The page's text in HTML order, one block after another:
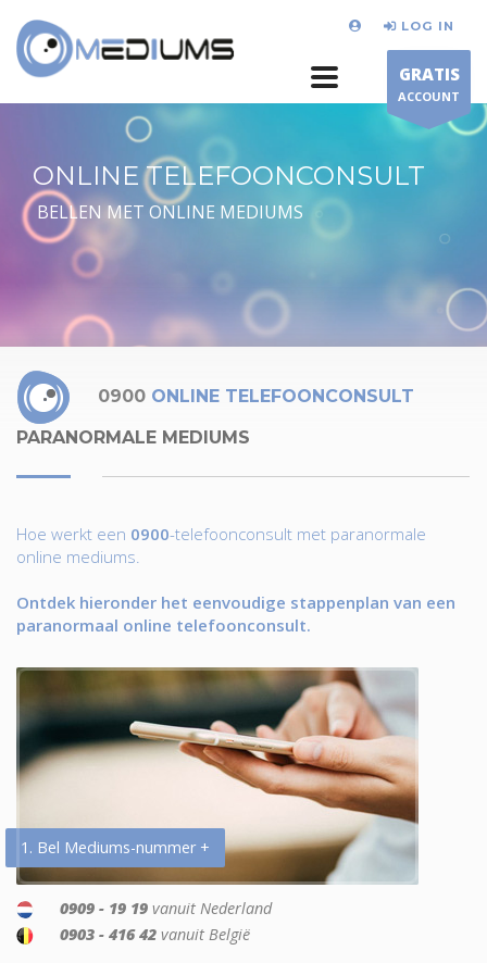
LOG IN
GRATIS
ACCOUNT
ONLINE TELEFOONCONSULT
BELLEN MET ONLINE MEDIUMS
0900 ONLINE TELEFOONCONSULT
PARANORMALE MEDIUMS
Hoe werkt een 0900-telefoonconsult met paranormale
online mediums.
Ontdek hieronder het eenvoudige stappenplan van een
paranormaal online telefoonconsult.
1. Bel Mediums-nummer +
0909 - 19 19 vanuit Nederland
0903 - 416 42 vanuit België